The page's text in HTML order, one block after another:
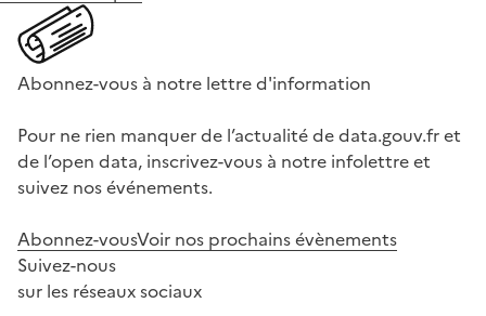
Abonnez-vous à notre lettre d'information
Pour ne rien manquer de l’actualité de data.gouv.fr et
de l’open data, inscrivez-vous à notre infolettre et
suivez nos événements.
Abonnez-vousVoir nos prochains évènements
Suivez-nous
sur les réseaux sociaux